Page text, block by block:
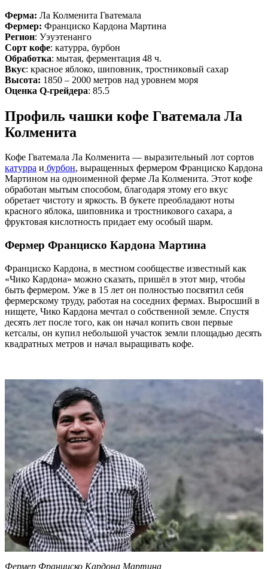
Ферма: Ла Колменита Гватемала
Фермер: Франциско Кардона Мартина
Регион: Уэуэтенанго
Сорт кофе: катурра, бурбон
Обработка: мытая, ферментация 48 ч.
Вкус: красное яблоко, шиповник, тростниковый сахар
Высота: 1850 – 2000 метров над уровнем моря
Оценка Q-грейдера: 85.5
Профиль чашки кофе Гватемала Ла
Колменита
Кофе Гватемала Ла Колменита — выразительный лот сортов
катурра и бурбон, выращенных фермером Франциско Кардона
Мартином на одноименной ферме Ла Колменита. Этот кофе
обработан мытым способом, благодаря этому его вкус
обретает чистоту и яркость. В букете преобладают ноты
красного яблока, шиповника и тростникового сахара, а
фруктовая кислотность придает ему особый шарм.
Фермер Франциско Кардона Мартина
Франциско Кардона, в местном сообществе известный как
«Чико Кардона» можно сказать, пришёл в этот мир, чтобы
быть фермером. Уже в 15 лет он полностью посвятил себя
фермерскому труду, работая на соседних фермах. Выросший в
нищете, Чико Кардона мечтал о собственной земле. Спустя
десять лет после того, как он начал копить свои первые
кетсалы, он купил небольшой участок земли площадью десять
квадратных метров и начал выращивать кофе.
Фермер Франциско Кардона Мартина